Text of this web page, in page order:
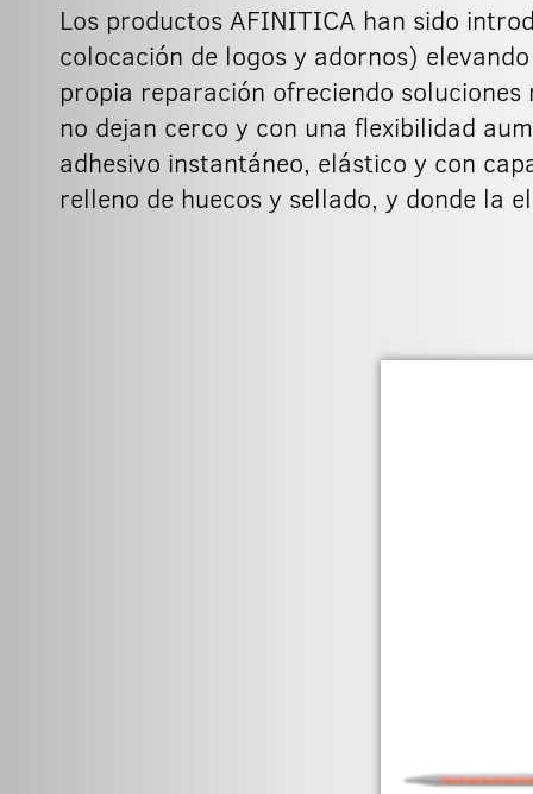
Los productos AFINITICA han sido
colocación de logos y adornos)
propia reparación ofreciendo
no dejan cerco y con una flexibilidad
adhesivo instantáneo, elástico y con
relleno de huecos y sellado, y donde la